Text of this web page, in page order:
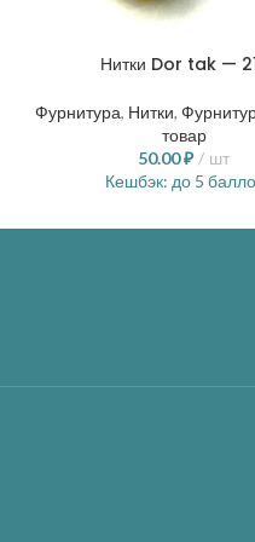
Нитки Dor tak —
Фурнитура, Нитки,
товар
50.00₽
шт
Кешбэк: до 5